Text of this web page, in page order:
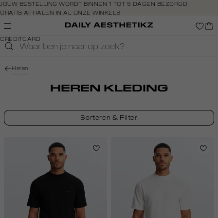
Navigeer
direct naar
de
Open de
direct
JOUW BESTELLING WORDT BINNEN 1 TOT 5 DAGEN BEZORGD
GRATIS AFHALEN IN AL ONZE WINKELS
GRATIS RETOURNEREN BINNEN 14 DAGEN IN DE WINKEL
BETAAL ZOALS JIJ WILT: O.A. IDEAL, RIVERTY, APPLE PAY &
CREDITCARD
Heren
HEREN KLEDING
Sorteren & Filter